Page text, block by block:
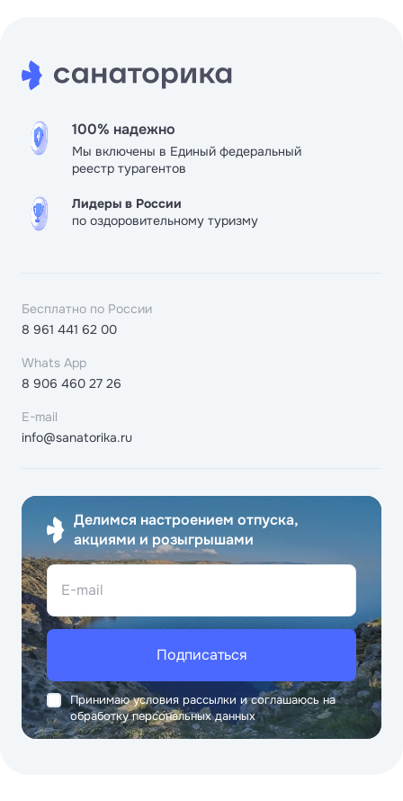
100% надежно
Мы включены в Единый федеральный
реестр турагентов
Лидеры в России
по оздоровительному туризму
Бесплатно по России
8 961 441 62 00
Whats App
8 906 460 27 26
E-mail
info@sanatorika.ru
Делимся настроением отпуска,
акциями и розыгрышами
E-mail
Подписаться
Принимаю условия рассылки и соглашаюсь на
обработку персональных данных